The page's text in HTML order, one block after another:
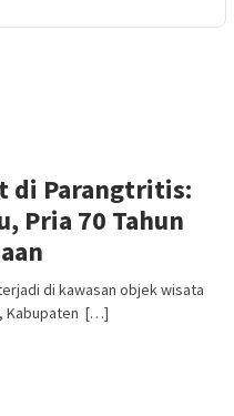
di Parangtritis:
Pria 70 Tahun
di kawasan objek wisata
Kabupaten […]